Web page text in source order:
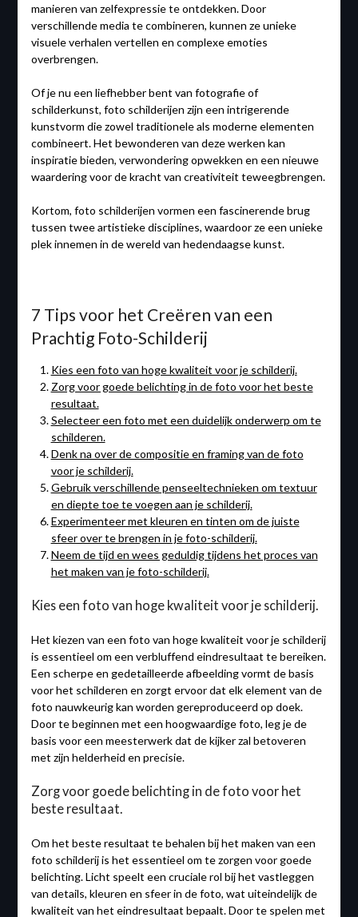
manieren van zelfexpressie te ontdekken. Door
verschillende media te combineren, kunnen ze unieke
visuele verhalen vertellen en complexe emoties
overbrengen.
Of je nu een liefhebber bent van fotografie of
schilderkunst, foto schilderijen zijn een intrigerende
kunstvorm die zowel traditionele als moderne elementen
combineert. Het bewonderen van deze werken kan
inspiratie bieden, verwondering opwekken en een nieuwe
waardering voor de kracht van creativiteit teweegbrengen.
Kortom, foto schilderijen vormen een fascinerende brug
tussen twee artistieke disciplines, waardoor ze een unieke
plek innemen in de wereld van hedendaagse kunst.
7 Tips voor het Creëren van een
Prachtig Foto-Schilderij
Kies een foto van hoge kwaliteit voor je schilderij.
Zorg voor goede belichting in de foto voor het beste
resultaat.
Selecteer een foto met een duidelijk onderwerp om te
schilderen.
Denk na over de compositie en framing van de foto
voor je schilderij.
Gebruik verschillende penseeltechnieken om textuur
en diepte toe te voegen aan je schilderij.
Experimenteer met kleuren en tinten om de juiste
sfeer over te brengen in je foto-schilderij.
Neem de tijd en wees geduldig tijdens het proces van
het maken van je foto-schilderij.
Kies een foto van hoge kwaliteit voor je schilderij.
Het kiezen van een foto van hoge kwaliteit voor je schilderij
is essentieel om een verbluffend eindresultaat te bereiken.
Een scherpe en gedetailleerde afbeelding vormt de basis
voor het schilderen en zorgt ervoor dat elk element van de
foto nauwkeurig kan worden gereproduceerd op doek.
Door te beginnen met een hoogwaardige foto, leg je de
basis voor een meesterwerk dat de kijker zal betoveren
met zijn helderheid en precisie.
Zorg voor goede belichting in de foto voor het
beste resultaat.
Om het beste resultaat te behalen bij het maken van een
foto schilderij is het essentieel om te zorgen voor goede
belichting. Licht speelt een cruciale rol bij het vastleggen
van details, kleuren en sfeer in de foto, wat uiteindelijk de
kwaliteit van het eindresultaat bepaalt. Door te spelen met